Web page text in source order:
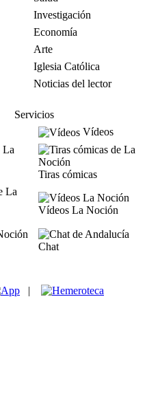
Investigación
Economía
Arte
Iglesia Católica
Noticias del lector
Servicios
Vídeos
Tiras cómicas
Vídeos La Noción
Chat
|